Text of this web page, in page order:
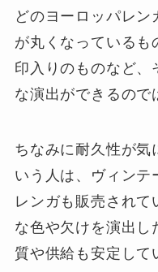
どのヨーロッパレン
が丸くなっているも
印入りのものなど、
な演出ができるので
ちなみに耐久性が気
いう人は、ヴィンテ
レンガも販売されて
な色や欠けを演出し
質や供給も安定して